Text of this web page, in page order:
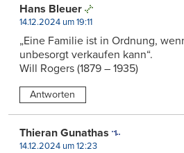
Hans Bleuer
14.12.2024 um 19:11
„Eine Familie ist in Ordnung,
unbesorgt verkaufen kann“.
Will Rogers (1879 – 1935)
Antworten
Thieran Gunathas
14.12.2024 um 12:23